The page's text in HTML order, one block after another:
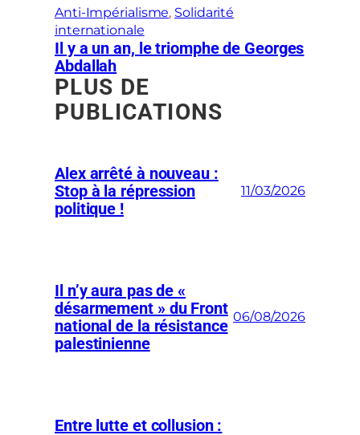
Anti-Impérialisme, Solidarité
internationale
Il y a un an, le triomphe de Georges
Abdallah
PLUS DE
PUBLICATIONS
Alex arrêté à nouveau :
Stop à la répression
politique !
11/03/2026
Il n’y aura pas de «
désarmement » du Front
national de la résistance
palestinienne
06/08/2026
Entre lutte et collusion :